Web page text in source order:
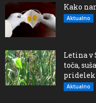
Kako
Aktualno
Letina v
toča,
pridelek
Aktualno